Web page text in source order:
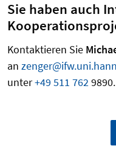
Sie haben auch
Kontaktieren Sie
an
unter+49 511 7629890.